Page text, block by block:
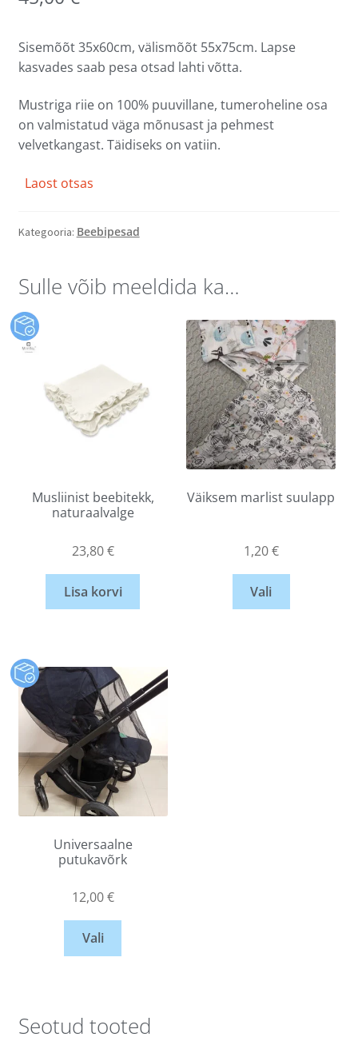
Sisemõõt 35x60cm, välismõõt 55x75cm. Lapse
kasvades saab pesa otsad lahti võtta.
Mustriga riie on 100% puuvillane, tumeroheline osa
on valmistatud väga mõnusast ja pehmest
velvetkangast. Täidiseks on vatiin.
Laost otsas
Kategooria: Beebipesad
Sulle võib meeldida ka…
Musliinist beebitekk,
naturaalvalge
23,80€
Lisa korvi
Väiksem marlist suulapp
1,20€
Vali
Universaalne
putukavõrk
12,00€
Vali
Seotud tooted